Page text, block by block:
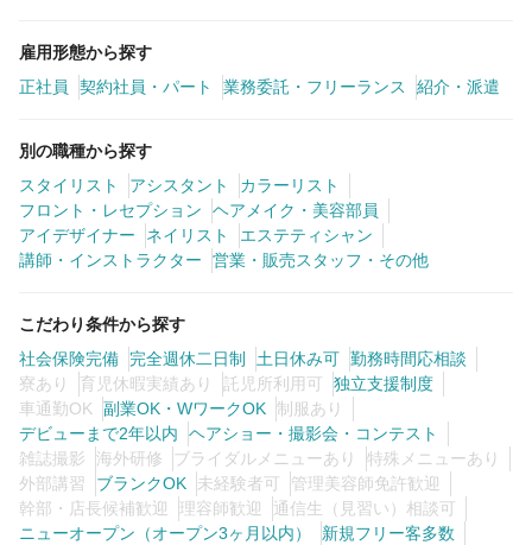
雇用形態から探す
正社員
契約社員・パート 業務委託・フリーランス 紹介・派遣
別の職種から探す
スタイリスト
アシスタント
カラーリスト
フロント・レセプション
ヘアメイク・美容部員
アイデザイナー
ネイリスト
エステティシャン
講師・インストラクター
営業・販売スタッフ・その他
こだわり条件から探す
社会保険完備
完全週休二日制 土日休み可 勤務時間応相談
寮あり
育児休暇実績あり 託児所利用可
独立支援制度
車通勤OK 副業OK・WワークOK 制服あり
デビューまで2年以内
ヘアショー・撮影会・コンテスト
雑誌撮影
海外研修 ブライダルメニューあり
特殊メニューあり
外部講習
ブランクOK 未経験者可
管理美容師免許歓迎
幹部・店長候補歓迎
理容師歓迎
通信生（見習い）相談可
ニューオープン（オープン3ヶ月以内）
新規フリー客多数